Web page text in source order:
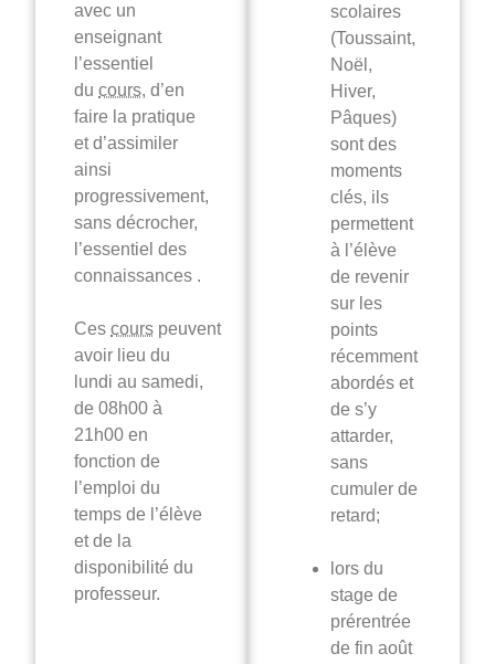
avec un
enseignant
l’essentiel
ducours, d’en
faire la pratique
et d’assimiler
ainsi
progressivement,
sans décrocher,
l’essentiel des
connaissances .
Cescours peuvent
avoir lieu du
lundi au samedi,
de 08h00 à
21h00 en
fonction de
l’emploi du
temps de l’élève
et de la
disponibilité du
professeur.
scolaires
(Toussaint,
Noël,
Hiver,
Pâques)
sont des
moments
clés, ils
permettent
à l’élève
de revenir
sur les
points
récemment
abordés et
de s’y
attarder,
sans
cumuler de
retard;
lors du
stage de
prérentrée
de fin août